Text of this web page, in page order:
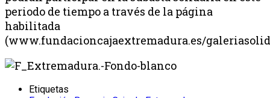
periodo de tiempo a través de la página
habilitada
(www.fundacioncajaextremadura.es/
Etiquetas